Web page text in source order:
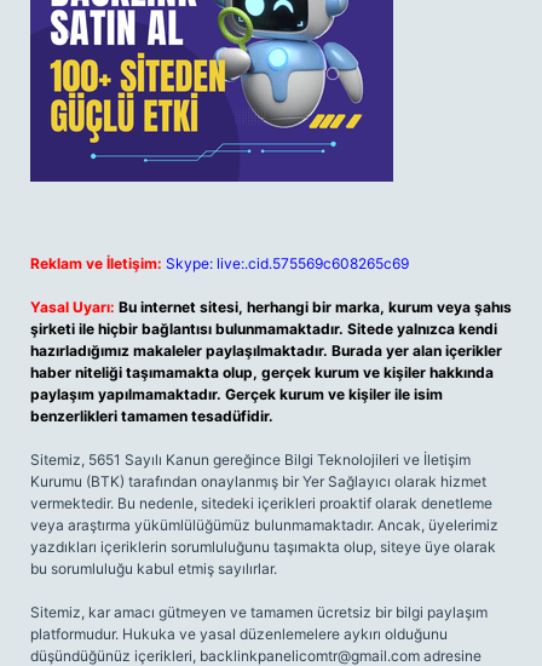
Reklam ve İletişim: Skype: live:.cid.575569c608265c69
Yasal Uyarı: Bu internet sitesi, herhangi bir marka, kurum veya şahıs
şirketi ile hiçbir bağlantısı bulunmamaktadır. Sitede yalnızca kendi
hazırladığımız makaleler paylaşılmaktadır. Burada yer alan içerikler
haber niteliği taşımamakta olup, gerçek kurum ve kişiler hakkında
paylaşım yapılmamaktadır. Gerçek kurum ve kişiler ile isim
benzerlikleri tamamen tesadüfidir.
Sitemiz, 5651 Sayılı Kanun gereğince Bilgi Teknolojileri ve İletişim
Kurumu (BTK) tarafından onaylanmış bir Yer Sağlayıcı olarak hizmet
vermektedir. Bu nedenle, sitedeki içerikleri proaktif olarak denetleme
veya araştırma yükümlülüğümüz bulunmamaktadır. Ancak, üyelerimiz
yazdıkları içeriklerin sorumluluğunu taşımakta olup, siteye üye olarak
bu sorumluluğu kabul etmiş sayılırlar.
Sitemiz, kar amacı gütmeyen ve tamamen ücretsiz bir bilgi paylaşım
platformudur. Hukuka ve yasal düzenlemelere aykırı olduğunu
düşündüğünüz içerikleri, backlinkpanelicomtr@gmail.com adresine